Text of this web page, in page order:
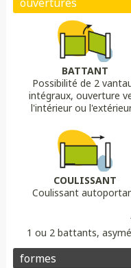
BATTANT
Possibilité de 2
intégraux, ouverture
l'intérieur ou
COULISSANT
Coulissant
1 ou 2 battants,
Biais bas
Chapeau de
Portail plein
LAME
Lame 30 cm modulable
DÉCORS OPTIONS
Aluminium
Pointes
Motorisation
Aluminium